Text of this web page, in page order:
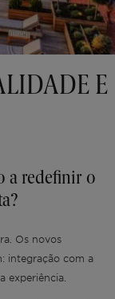
E
a redefinir o
Os novos
integração com a
experiência.